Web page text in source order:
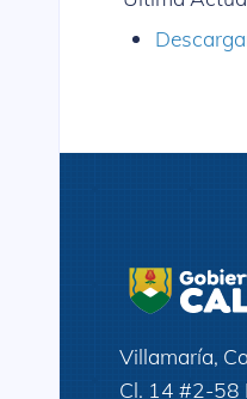
Villamaría,
Cl. 14 #2-58